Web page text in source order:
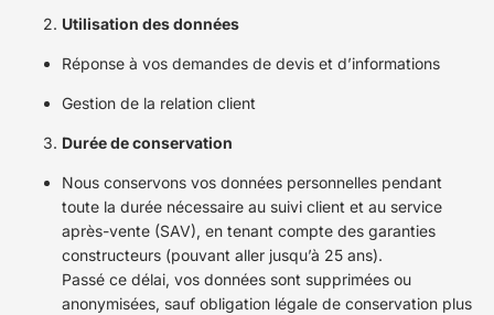
Utilisation des données
Réponse à vos demandes de devis et d’informations
Gestion de la relation client
Durée de conservation
Nous conservons vos données personnelles pendant
toute la durée nécessaire au suivi client et au service
après-vente (SAV), en tenant compte des garanties
constructeurs (pouvant aller jusqu’à 25 ans).
Passé ce délai, vos données sont supprimées ou
anonymisées, sauf obligation légale de conservation plus